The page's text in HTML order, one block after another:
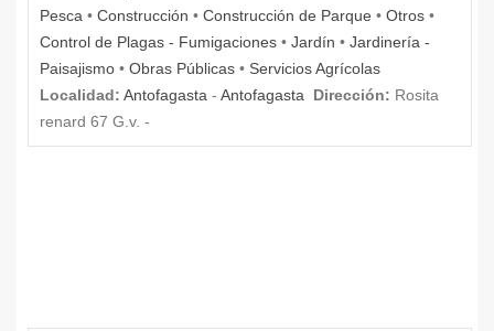
Pesca • Construcción • Construcción de Parque • Otros •
Control de Plagas - Fumigaciones • Jardín • Jardinería -
Paisajismo • Obras Públicas • Servicios Agrícolas
Localidad: Antofagasta - Antofagasta Dirección: Rosita
renard 67 G.v. -